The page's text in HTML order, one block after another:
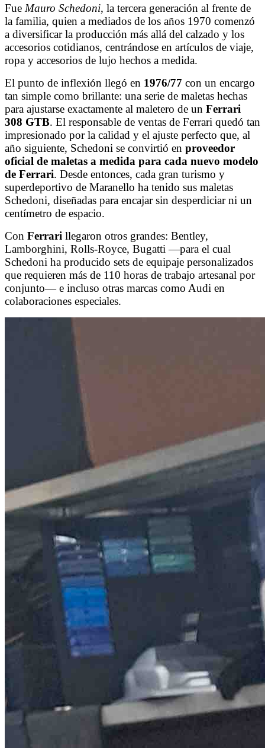
Fue Mauro Schedoni, la tercera generación al frente de
la familia, quien a mediados de los años 1970 comenzó
a diversificar la producción más allá del calzado y los
accesorios cotidianos, centrándose en artículos de viaje,
ropa y accesorios de lujo hechos a medida.
El punto de inflexión llegó en 1976/77 con un encargo
tan simple como brillante: una serie de maletas hechas
para ajustarse exactamente al maletero de un Ferrari
308 GTB. El responsable de ventas de Ferrari quedó tan
impresionado por la calidad y el ajuste perfecto que, al
año siguiente, Schedoni se convirtió en proveedor
oficial de maletas a medida para cada nuevo modelo
de Ferrari. Desde entonces, cada gran turismo y
superdeportivo de Maranello ha tenido sus maletas
Schedoni, diseñadas para encajar sin desperdiciar ni un
centímetro de espacio.
Con Ferrari llegaron otros grandes: Bentley,
Lamborghini, Rolls-Royce, Bugatti —para el cual
Schedoni ha producido sets de equipaje personalizados
que requieren más de 110 horas de trabajo artesanal por
conjunto— e incluso otras marcas como Audi en
colaboraciones especiales.